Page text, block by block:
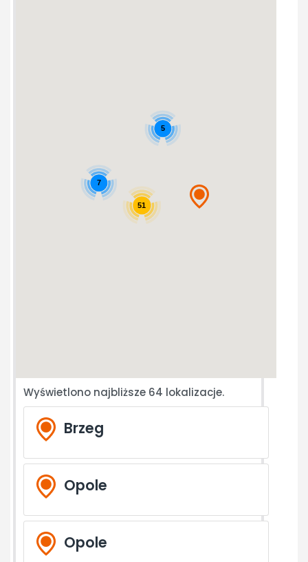
51
7
5
Wyświetlono najbliższe 64 lokalizacje.
Brzeg
Opole
Opole